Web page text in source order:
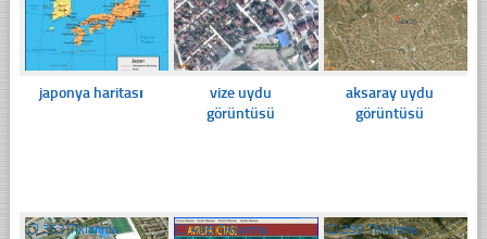
japonya haritası
vize uydu
görüntüsü
aksaray uydu
görüntüsü
☐353 Tıklanma ☐498 Tıklanma ☐299 Tıklanma